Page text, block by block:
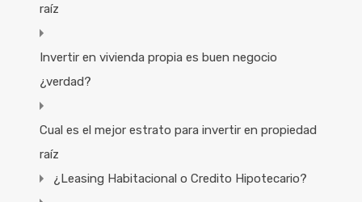
raíz
Invertir en vivienda propia es buen negocio
¿verdad?
Cual es el mejor estrato para invertir en propiedad
raíz
¿Leasing Habitacional o Credito Hipotecario?